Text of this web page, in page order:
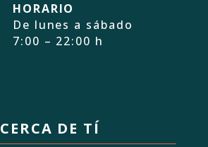
HORARIO
De lunes a sábado
7:00 – 22:00 h
CERCA DE TÍ